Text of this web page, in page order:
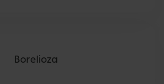
kategoria, która zawiera
menopauzie,
i zdrowiu piersi.
Borelioza